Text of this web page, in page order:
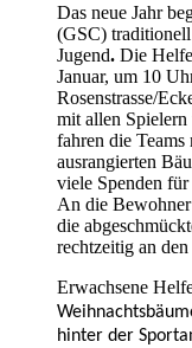
Das neue Jahr
(GSC) traditionell
Jugend. Die
Januar, um 10
Rosenstrasse/
mit allen
fahren die
ausrangierten
viele Spenden
An die
die
rechtzeitig an
Erwachsene
hinter der